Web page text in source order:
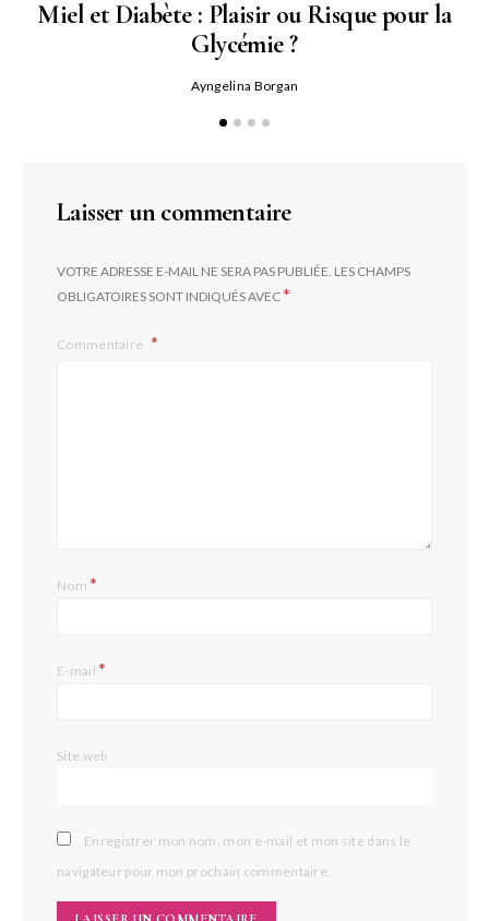
Miel et Diabète : Plaisir ou Risque pour la
Glycémie ?
Ayngelina Borgan
Laisser un commentaire
VOTRE ADRESSE E-MAIL NE SERA PAS PUBLIÉE. LES CHAMPS
OBLIGATOIRES SONT INDIQUÉS AVEC*
Commentaire
Nom*
E-mail*
Site web
Enregistrer mon nom, mon e-mail et mon site dans le
navigateur pour mon prochain commentaire.